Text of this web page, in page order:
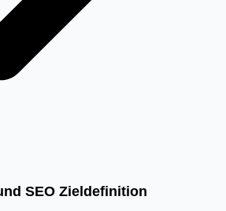
SEO Zieldefinition